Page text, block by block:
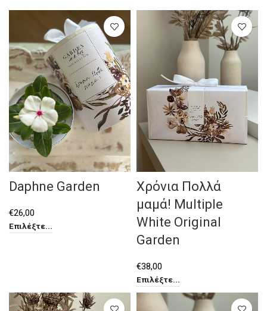
Daphne Garden
€26,00
Επιλέξτε...
Χρόνια Πολλά
μαμά! Multiple
White Original
Garden
€38,00
Επιλέξτε...